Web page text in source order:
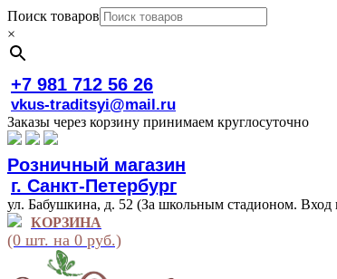
Поиск товаров
×
+7 981 712 56 26
vkus-traditsyi@mail.ru
Заказы через корзину принимаем круглосуточно
Розничный магазин
г. Санкт-Петербург
ул. Бабушкина, д. 52 (За школьным стадионом.
КОРЗИНА
(0 шт. на 0 руб.)